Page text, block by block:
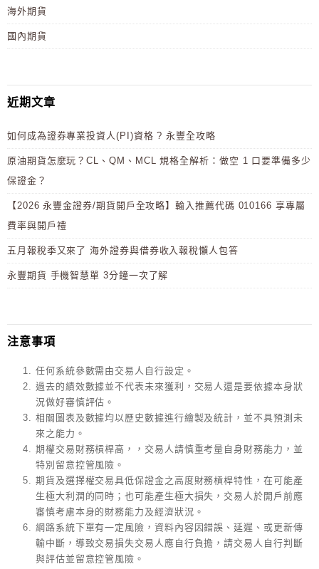
海外期貨
國內期貨
近期文章
如何成為證券專業投資人(PI)資格 ? 永豐全攻略
原油期貨怎麼玩？CL、QM、MCL 規格全解析：做空 1 口要準備多少
保證金？
【2026 永豐金證券/期貨開戶全攻略】輸入推薦代碼 010166 享專屬
費率與開戶禮
五月報稅季又來了 海外證券與借券收入報稅懶人包答
永豐期貨 手機智慧單 3分鐘一次了解
注意事項
任何系統參數需由交易人自行設定。
過去的績效數據並不代表未來獲利，交易人還是要依據本身狀
況做好審慎評估。
相關圖表及數據均以歷史數據進行繪製及統計，並不具預測未
來之能力。
期權交易財務槓桿高，，交易人請慎重考量自身財務能力，並
特別留意控管風險。
期貨及選擇權交易具低保證金之高度財務槓桿特性，在可能產
生極大利潤的同時；也可能產生極大損失，交易人於開戶前應
審慎考慮本身的財務能力及經濟狀況。
網路系統下單有一定風險，資料內容因錯誤、延遲、或更新傳
輸中斷，導致交易損失交易人應自行負擔，請交易人自行判斷
與評估並留意控管風險。